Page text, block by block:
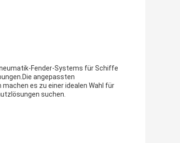
Fender-Systems für Schiffe
angepassten
es zu einer idealen Wahl für
suchen.